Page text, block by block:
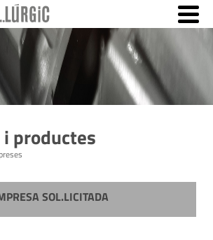
productes
SOL.LICITADA